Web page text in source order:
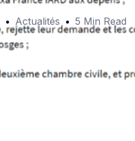
Actualités 5 Min Read